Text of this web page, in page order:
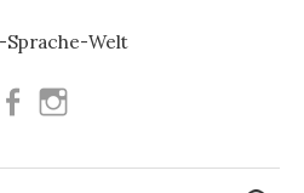
Facebook
Suchen